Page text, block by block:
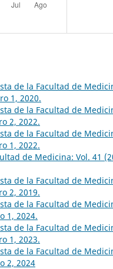
de la Facultad de
1, 2020.
de la Facultad de
2, 2022.
de la Facultad de
1, 2022.
de Medicina: Vol. 41
de la Facultad de
2, 2019.
de la Facultad de
1, 2024.
de la Facultad de
1, 2023.
de la Facultad de
2, 2024